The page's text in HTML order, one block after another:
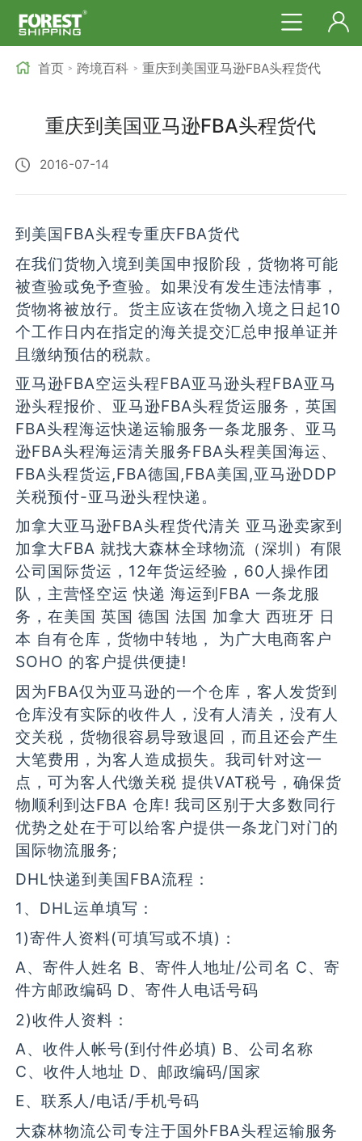
首页 > 跨境百科 > 重庆到美国亚马逊FBA头程货代
重庆到美国亚马逊FBA头程货代
2016-07-14
到美国FBA头程专重庆FBA货代
在我们货物入境到美国申报阶段，货物将可能
被查验或免予查验。如果没有发生违法情事，
货物将被放行。货主应该在货物入境之日起10
个工作日内在指定的海关提交汇总申报单证并
且缴纳预估的税款。
亚马逊FBA空运头程FBA亚马逊头程FBA亚马
逊头程报价、亚马逊FBA头程货运服务，英国
FBA头程海运快递运输服务一条龙服务、亚马
逊FBA头程海运清关服务FBA头程美国海运、
FBA头程货运,FBA德国,FBA美国,亚马逊DDP
关税预付-亚马逊头程快递。
加拿大亚马逊FBA头程货代清关 亚马逊卖家到
加拿大FBA 就找大森林全球物流（深圳）有限
公司国际货运，12年货运经验，60人操作团
队，主营怪空运 快递 海运到FBA 一条龙服
务，在美国 英国 德国 法国 加拿大 西班牙 日
本 自有仓库，货物中转地， 为广大电商客户
SOHO 的客户提供便捷!
因为FBA仅为亚马逊的一个仓库，客人发货到
仓库没有实际的收件人，没有人清关，没有人
交关税，货物很容易导致退回，而且还会产生
大笔费用，为客人造成损失。我司针对这一
点，可为客人代缴关税 提供VAT税号，确保货
物顺利到达FBA 仓库! 我司区别于大多数同行
优势之处在于可以给客户提供一条龙门对门的
国际物流服务;
DHL快递到美国FBA流程：
1、DHL运单填写：
1)寄件人资料(可填写或不填)：
A、寄件人姓名 B、寄件人地址/公司名 C、寄
件方邮政编码 D、寄件人电话号码
2)收件人资料：
A、收件人帐号(到付件必填) B、公司名称
C、收件人地址 D、邮政编码/国家
E、联系人/电话/手机号码
大森林物流公司专注于国外FBA头程运输服务